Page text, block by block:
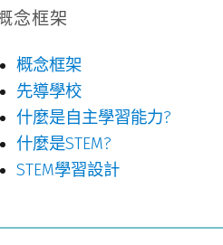
念框架
概念框架
先導學校
什麼是自主學習能力?
什麼是STEM?
STEM學習設計